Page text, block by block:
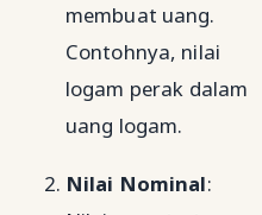
membuat uang.
Contohnya, nilai
logam perak dalam
uang logam.
Nilai Nominal: